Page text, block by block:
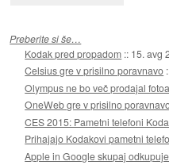
Preberite si še…
Kodak pred propadom :: 15. avg
Celsius gre v prisilno poravnavo
Olympus ne bo več prodajal
OneWeb gre v prisilno
CES 2015: Pametni telefoni
Prihajajo Kodakovi pametni
Apple in Google skupaj